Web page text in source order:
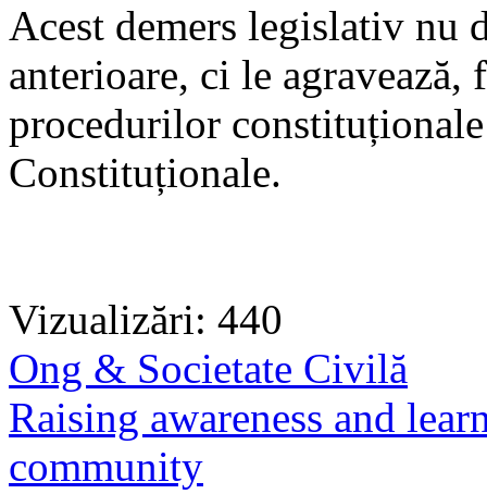
Acest demers legislativ nu
anterioare, ci le
procedurilor
Constituționale.
Vizualizări: 440
Ong & Societate Civilă
Raising awareness and
community